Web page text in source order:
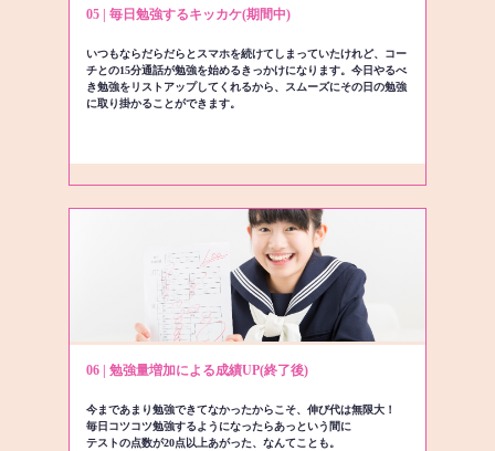
05 | 毎日勉強するキッカケ(期間中)
いつもならだらだらとスマホを続けてしまっていたけれど、コー
チとの15分通話が勉強を始めるきっかけになります。今日やるべ
き勉強をリストアップしてくれるから、スムーズにその日の勉強
に取り掛かることができます。
06 | 勉強量増加による成績UP(終了後)
今まであまり勉強できてなかったからこそ、伸び代は無限大！
毎日コツコツ勉強するようになったらあっという間に
テストの点数が20点以上あがった、なんてことも。